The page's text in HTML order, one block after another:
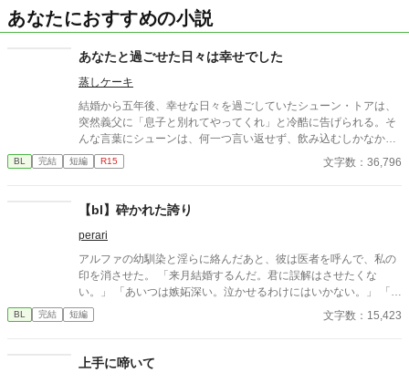
あなたにおすすめの小説
あなたと過ごせた日々は幸せでした
蒸しケーキ
結婚から五年後、幸せな日々を過ごしていたシューン・トアは、
突然義父に「息子と別れてやってくれ」と冷酷に告げられる。そ
んな言葉にシューンは、何一つ言い返せず、飲み込むしかなかっ
た。そして、夫であるアインス・キールに離婚を切り出すが、ア
インスがそう簡単にシューンを手離す訳もなく......。
BL 完結 短編 R15 文字数：36,796
【bl】砕かれた誇り
perari
アルファの幼馴染と淫らに絡んだあと、彼は医者を呼んで、私の
印を消させた。 「来月結婚するんだ。君に誤解はさせたくな
い。」 「あいつは嫉妬深い。泣かせるわけにはいかない。」 「君
ももう年頃の残り物のオメガだろ？ 俺の印をつけたまま、他の
アルファとお見合いするなんてありえない。」 彼は冷たく、けれ
す。 「長い間、俺に従ってきたんだから、君を傷つけたりはしな
い。」 「結婚の日には招待状を送る。必ず来て、席につけよ。」
BL 完結 短編 文字数：15,423
上手に啼いて